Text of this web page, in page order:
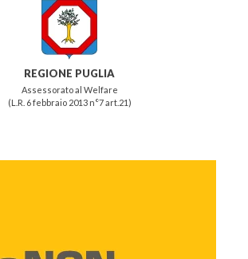
REGIONE PUGLIA
Assessorato al Welfare
(L.R. 6 febbraio 2013 n°7 art.21)